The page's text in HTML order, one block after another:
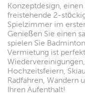
Konzeptdesign,
freistehende 2-
Spielzimmer im
Genießen Sie einen
spielen Sie
Vermietung ist
Hochzeitsfeiern,
Radfahren, Wandern
Ihren Aufenthalt!